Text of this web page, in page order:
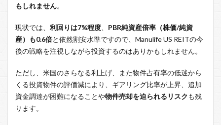
もしれません。
現状では、 利回りは7%程度
PBR純資産倍率（株価/純資
産）も0.6倍と依然割安水準ですので、Manulife US REITの今
後の戦略を注視しながら投資するのはありかもしれません。
ただし、米国のさらなる利上げ、また物件占有率の低迷から
くる投資物件の評価減により、ギアリング比率が上昇、追加
資金調達が困難になることや物件売却を迫られるリスク も残
ります。